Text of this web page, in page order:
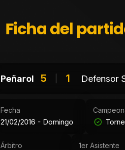
Ficha del
Peñarol 5 1 Defensor
Fecha
21/02/2016 - Domingo
Árbitro 1er Asistente